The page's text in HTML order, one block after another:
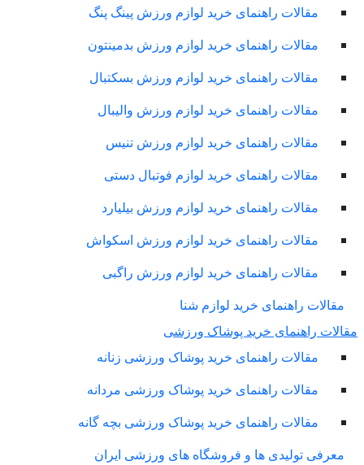
مقالات راهنمای خرید لوازم ورزش پینگ پنگ
مقالات راهنمای خرید لوازم ورزش بدمینتون
مقالات راهنمای خرید لوازم ورزش بسکتبال
مقالات راهنمای خرید لوازم ورزش والیبال
مقالات راهنمای خرید لوازم ورزش تنیس
مقالات راهنمای خرید لوازم فوتبال دستی
مقالات راهنمای خرید لوازم ورزش بیلیارد
مقالات راهنمای خرید لوازم ورزش اسکواش
مقالات راهنمای خرید لوازم ورزش راگبی
مقالات راهنمای خرید لوازم شنا
راهنمای خرید پوشاک ورزشی
مقالات راهنمای خرید پوشاک ورزشی زنانه
مقالات راهنمای خرید پوشاک ورزشی مردانه
مقالات راهنمای خرید پوشاک ورزشی بچه گانه
معرفی تولیدی ها و فروشگاه های ورزشی ایران